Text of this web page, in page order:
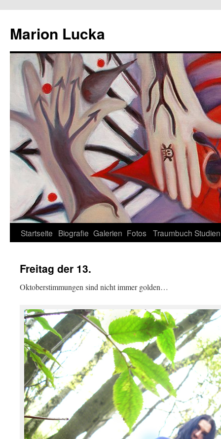
Marion Lucka
Zum
springen
Startseite Biografie Galerien Fotos Traumbuch Studien
Freitag der 13.
Oktoberstimmungen sind nicht immer golden…